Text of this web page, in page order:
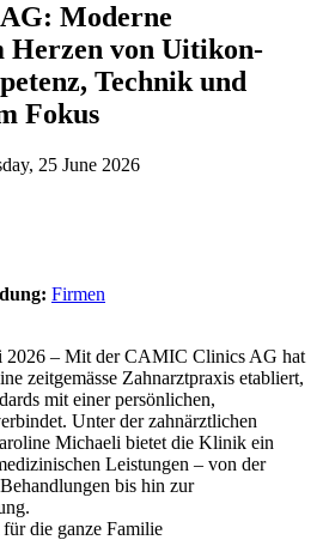
Moderne
Herzen von Uitikon-
Technik und
Fokus
25 June 2026
Firmen
2026 – Mit der CAMIC Clinics AG hat
zeitgemässe Zahnarztpraxis etabliert,
mit einer persönlichen,
Unter der zahnärztlichen
Michaeli bietet die Klinik ein
Leistungen – von der
bis hin zur
die ganze Familie